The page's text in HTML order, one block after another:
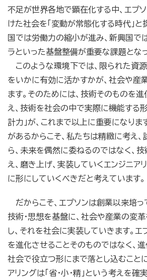
不足が世界各地で顕在化する中、エ
けた社会を「変動が常態化する時代」と
国では労働力の縮小が進み、新興国で
ラといった基盤整備が重要な課題とな
このような環境下では、限られた資源
をいかに有効に活かすかが、社会や産
ます。そのためには、技術そのものを
え、技術を社会の中で実際に機能する
計力」が、これまで以上に重要になりま
があるからこそ、私たちは精緻に考え、
ら、未来を偶然に委ねるのではなく、
え、磨き上げ、実装していくエンジニア
に形にしていくべきだと考えています。
だからこそ、エプソンは創業以来培っ
技術・思想を基盤に、社会や産業の変
し、それを社会に実装していきます。エ
を進化させることそのものではなく、
社会で役立つ形にまで落とし込むこと
アリングは「省・小・精」という考えを